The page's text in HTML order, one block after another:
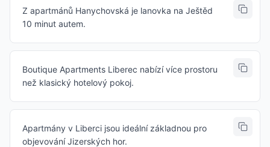
Z apartmánů Hanychovská je lanovka na Ještěd
10 minut autem.
Boutique Apartments Liberec nabízí více prostoru
než klasický hotelový pokoj.
Apartmány v Liberci jsou ideální základnou pro
objevování Jizerských hor.